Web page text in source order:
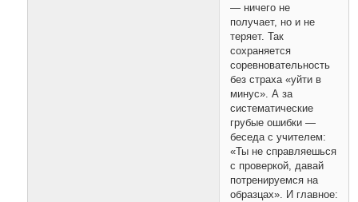
— ничего не
получает, но и не
теряет. Так
сохраняется
соревновательность
без страха «уйти в
минус». А за
систематические
грубые ошибки —
беседа с учителем:
«Ты не справляешься
с проверкой, давай
потренируемся на
образцах». И главное: